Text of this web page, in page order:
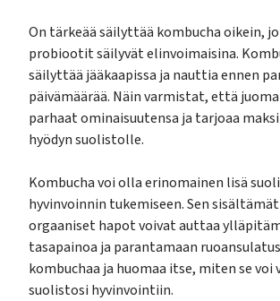
On tärkeää säilyttää kombucha oikein,
probiootit säilyvät elinvoimaisina.
säilyttää jääkaapissa ja nauttia ennen
päivämäärää. Näin varmistat, että
parhaat ominaisuutensa ja tarjoaa
hyödyn suolistolle.
Kombucha voi olla erinomainen lisä
hyvinvoinnin tukemiseen. Sen
orgaaniset hapot voivat auttaa
tasapainoa ja parantamaan
kombuchaa ja huomaa itse, miten se voi
suolistosi hyvinvointiin.